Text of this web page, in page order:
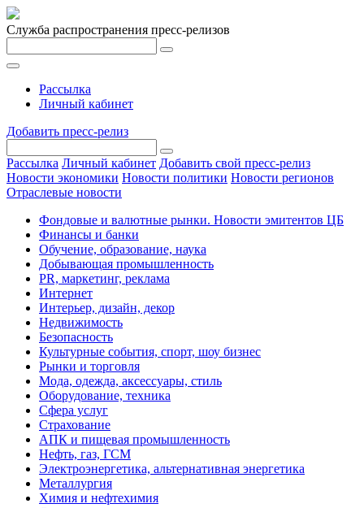
Служба распространения пресс-релизов
Рассылка
Личный кабинет
Добавить пресс-релиз
Рассылка Личный кабинет Добавить свой пресс-релиз
Новости экономики Новости политики Новости регионов
Отраслевые новости
Фондовые и валютные рынки. Новости эмитентов ЦБ
Финансы и банки
Обучение, образование, наука
Добывающая промышленность
PR, маркетинг, реклама
Интернет
Интерьер, дизайн, декор
Недвижимость
Безопасность
Культурные события, спорт, шоу бизнес
Рынки и торговля
Мода, одежда, аксессуары, стиль
Оборудование, техника
Сфера услуг
Страхование
АПК и пищевая промышленность
Нефть, газ, ГСМ
Электроэнергетика, альтернативная энергетика
Металлургия
Химия и нефтехимия